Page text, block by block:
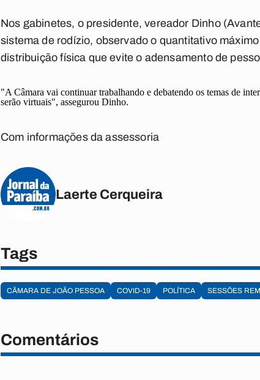
Nos gabinetes, o presidente, vereador Dinho
sistema de rodízio, observado o quantitativo
distribuição física que evite o adensamento de
"A Câmara vai continuar trabalhando e debatendo os temas de
serão virtuais", assegurou Dinho.
Com informações da assessoria
Laerte Cerqueira
Tags
CÂMARA DE JOÃO PESSOA COVID-19 POLÍTICA SESSÕES
Comentários